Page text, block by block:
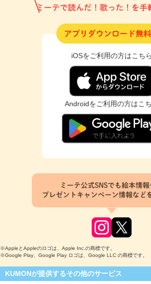
ミーテで読んだ！歌った！を手
アプリダウンロード無料
iOSをご利用の方はこちら
Androidをご利用の方はこ
ミーテ公式SNSでも絵本情報
プレゼントキャンペーン情報など
※AppleとAppleのロゴは、Apple Inc.の商標です。
※Google Play、Google Play ロゴは、Google LLC の商標です。
KUMONが提供するその他のサービス